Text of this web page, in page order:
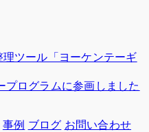
理ツール「ヨーケンテーギ
プログラムに参画しました
事例 ブログ お問い合わせ